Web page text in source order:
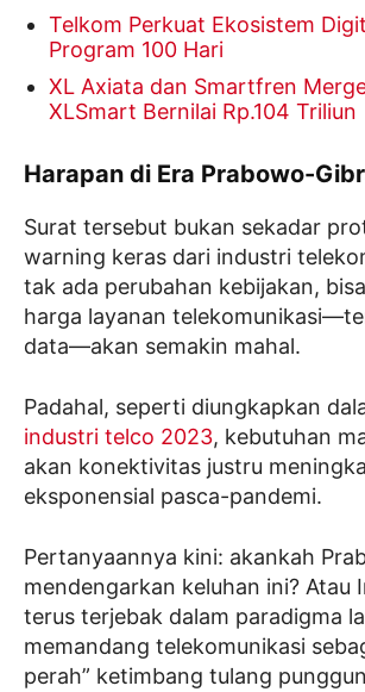
Telkom Perkuat Ekosistem
Program 100 Hari
XL Axiata dan Smartfren
XLSmart Bernilai Rp.104 Triliun
Harapan di Era Prabowo-
Surat tersebut bukan sekadar
warning keras dari industri
tak ada perubahan kebijakan,
harga layanan
data—akan semakin mahal.
Padahal, seperti diungkapkan
industri telco 2023, kebutuhan
akan konektivitas justru
eksponensial pasca-pandemi.
Pertanyaannya kini: akankah
mendengarkan keluhan ini? Atau
terus terjebak dalam paradigma
memandang telekomunikasi
perah” ketimbang tulang